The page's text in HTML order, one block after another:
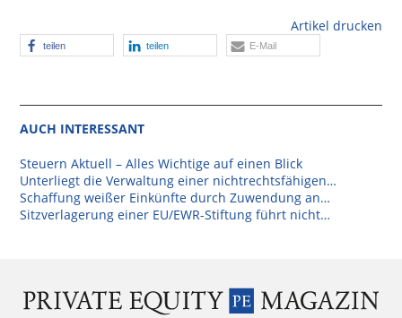
Artikel drucken
teilen teilen E-Mail
AUCH INTERESSANT
Steuern Aktuell – Alles Wichtige auf einen Blick
Unterliegt die Verwaltung einer nichtrechtsfähigen…
Schaffung weißer Einkünfte durch Zuwendung an…
Sitzverlagerung einer EU/EWR-Stiftung führt nicht…